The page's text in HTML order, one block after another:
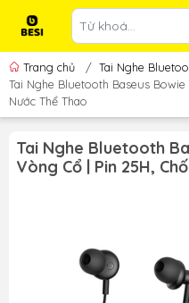
Trang chủ / Tai Nghe
Tai Nghe Bluetooth Baseus
Nước Thể Thao
Tai Nghe Bluetooth
Vòng Cổ | Pin 25H,